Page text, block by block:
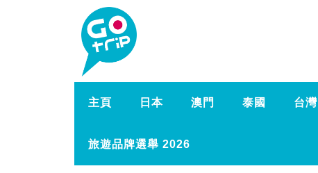
主頁 日本 澳門 泰國 台灣
旅遊品牌選舉 2026